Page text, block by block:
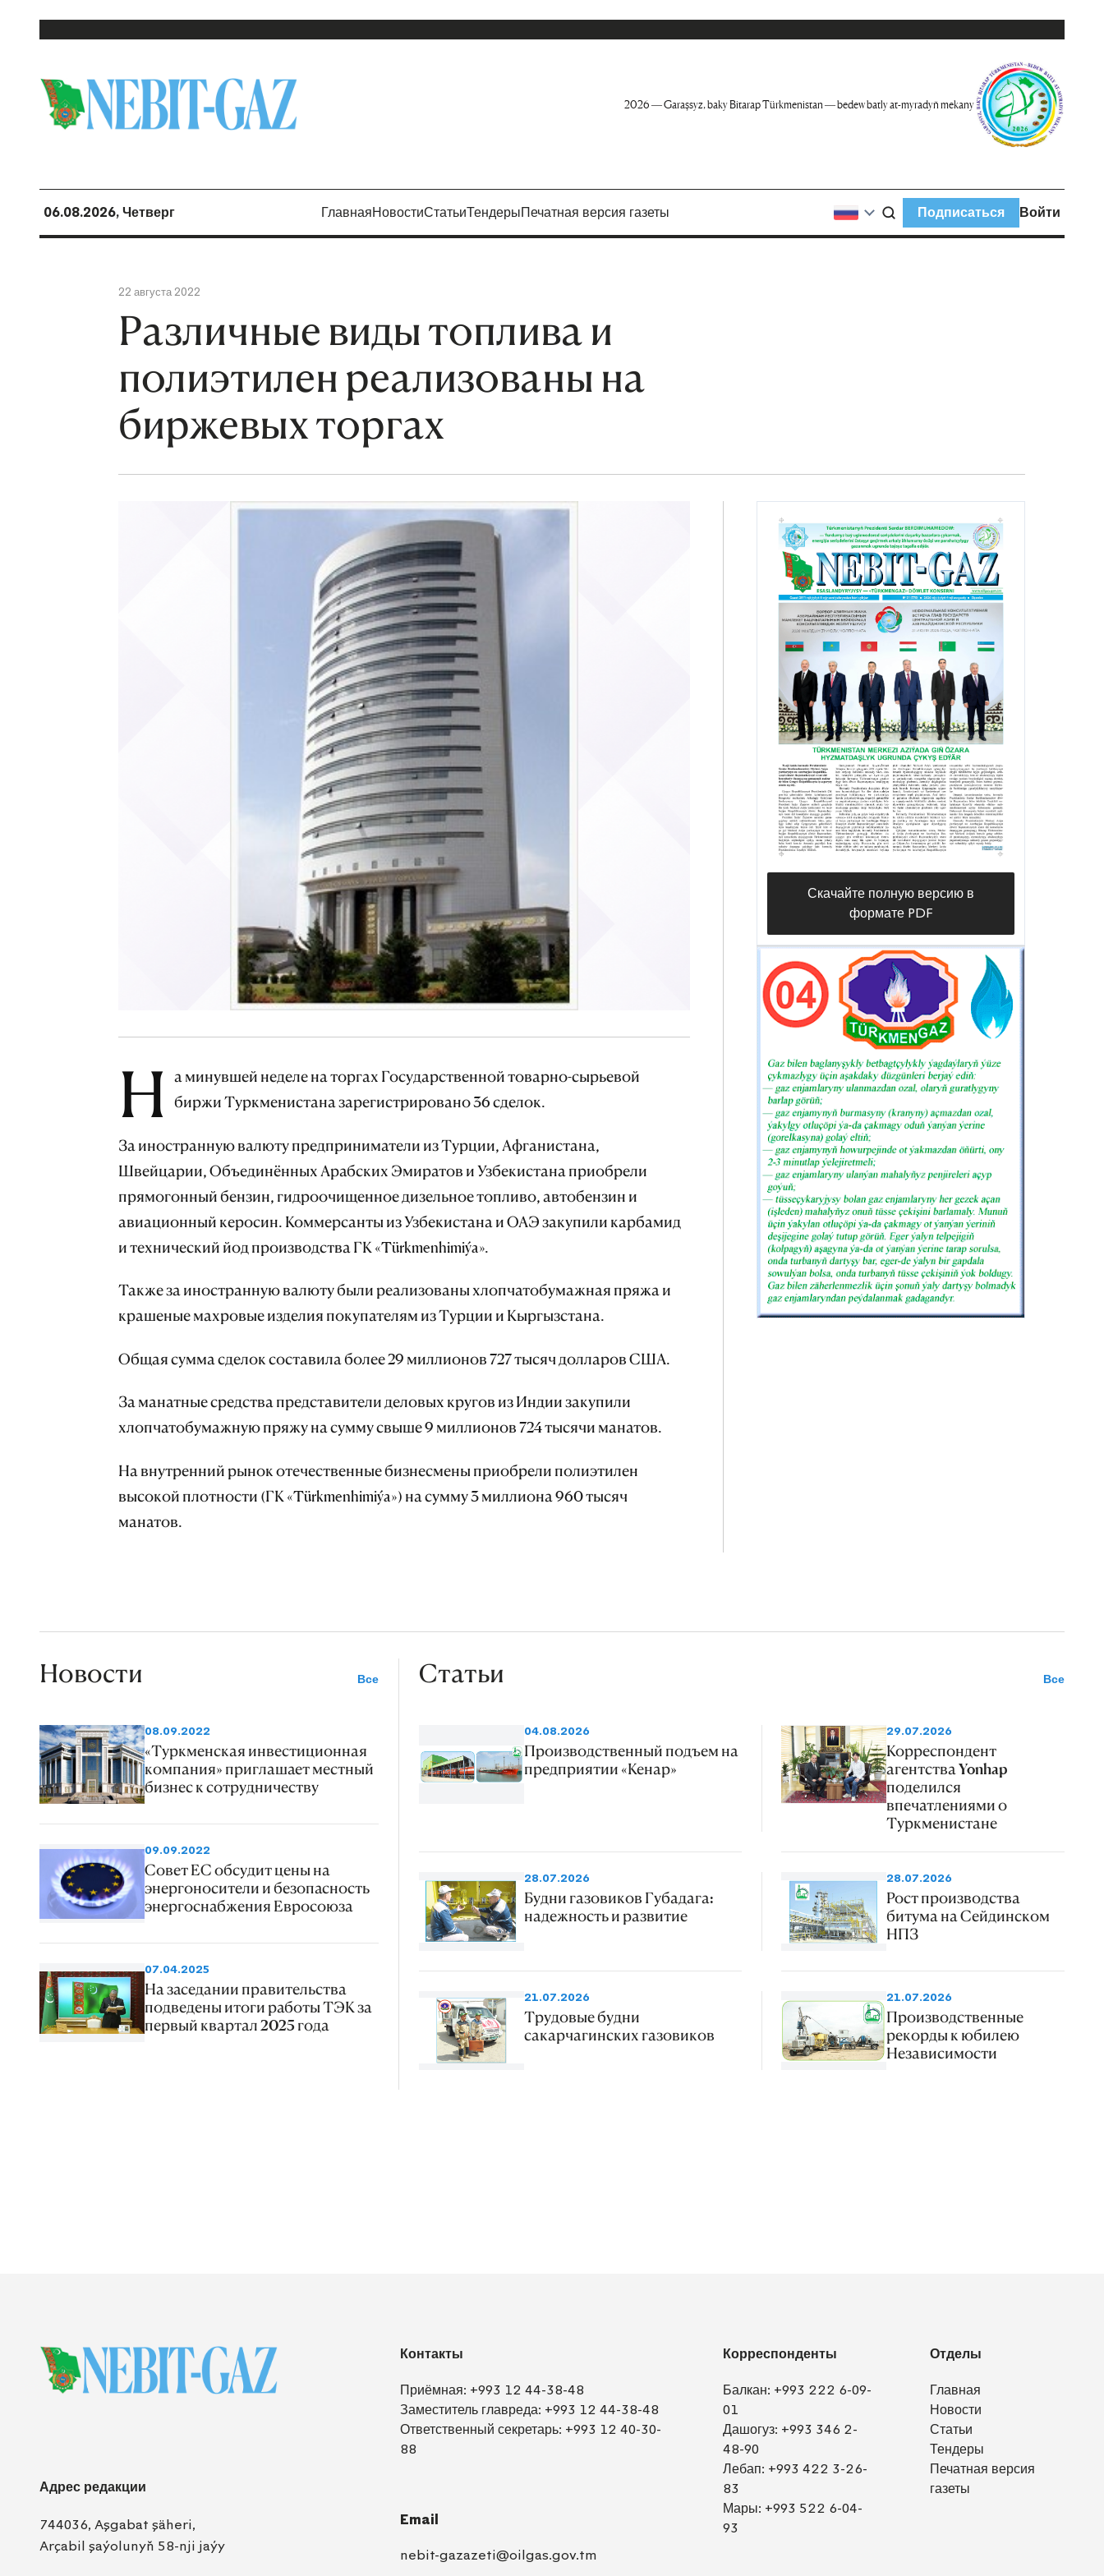
2026 — Garaşsyz, baky Bitarap Türkmenistan — bedew batly at-myradyň mekany
06.08.2026, Четверг ГлавнаяНовостиСтатьиТендерыПечатная версия газеты Подписаться Войти
22 августа 2022
Различные виды топлива и
полиэтилен реализованы на
биржевых торгах
Н а минувшей неделе на торгах Государственной товарно-сырьевой
биржи Туркменистана зарегистрировано 36 сделок.
За иностранную валюту предприниматели из Турции, Афганистана,
Швейцарии, Объединённых Арабских Эмиратов и Узбекистана приобрели
прямогонный бензин, гидроочищенное дизельное топливо, автобензин и
авиационный керосин. Коммерсанты из Узбекистана и ОАЭ закупили карбамид
и технический йод производства ГК «Türkmenhimiýa».
Также за иностранную валюту были реализованы хлопчатобумажная пряжа и
крашеные махровые изделия покупателям из Турции и Кыргызстана.
Общая сумма сделок составила более 29 миллионов 727 тысяч долларов США.
За манатные средства представители деловых кругов из Индии закупили
хлопчатобумажную пряжу на сумму свыше 9 миллионов 724 тысячи манатов.
На внутренний рынок отечественные бизнесмены приобрели полиэтилен
высокой плотности (ГК «Türkmenhimiýa») на сумму 3 миллиона 960 тысяч
манатов.
Скачайте полную версию в
формате PDF
Новости Все
08.09.2022
«Туркменская инвестиционная
компания» приглашает местный
бизнес к сотрудничеству
09.09.2022
Совет ЕС обсудит цены на
энергоносители и безопасность
энергоснабжения Евросоюза
07.04.2025
На заседании правительства
подведены итоги работы ТЭК за
первый квартал 2025 года
Статьи Все
04.08.2026
Производственный подъем на
предприятии «Кенар»
29.07.2026
Корреспондент
агентства Yonhap
поделился
впечатлениями о
Туркменистане
28.07.2026
Будни газовиков Губадага:
надежность и развитие
28.07.2026
Рост производства
битума на Сейдинском
НПЗ
21.07.2026
Трудовые будни
сакарчагинских газовиков
21.07.2026
Производственные
рекорды к юбилею
Независимости
Адрес редакции
744036, Aşgabat şäheri,
Arçabil şaýolunyň 58-nji jaýy
Контакты
Приёмная: +993 12 44-38-48
Заместитель главреда: +993 12 44-38-48
Ответственный секретарь: +993 12 40-30-
88
Email
nebit-gazazeti@oilgas.gov.tm
Корреспонденты
Балкан: +993 222 6-09-
01
Дашогуз: +993 346 2-
48-90
Лебап: +993 422 3-26-
83
Мары: +993 522 6-04-
93
Отделы
Главная
Новости
Статьи
Тендеры
Печатная версия
газеты